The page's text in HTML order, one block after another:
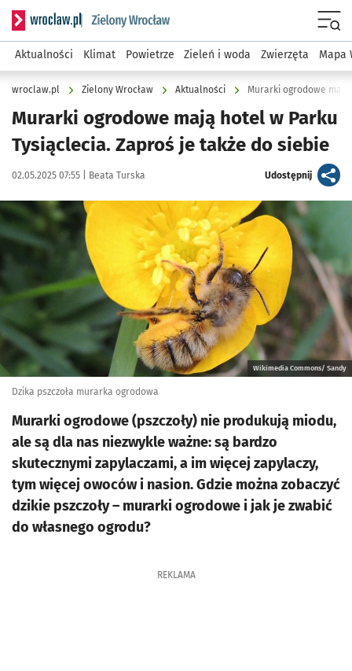
Serwis informacyjny wroclaw.pl podserwis: Środowisko we
Aktualności Klimat Powietrze Zieleń i woda Zwierzęta Mapa
wroclaw.pl Zielony Wrocław Aktualności Murarki ogrodowe mają
Murarki ogrodowe mają hotel w Parku
Tysiąclecia. Zaproś je także do siebie
Data publikacji:
02.05.2025 07:55 | Autor:
Beata Turska Udostępnijartykuł
Kliknij, aby powiększyć
Wikimedia Commons/ Sandy
Dzika pszczoła murarka ogrodowa
Murarki ogrodowe (pszczoły) nie produkują miodu,
ale są dla nas niezwykle ważne: są bardzo
skutecznymi zapylaczami, a im więcej zapylaczy,
tym więcej owoców i nasion. Gdzie można zobaczyć
dzikie pszczoły – murarki ogrodowe i jak je zwabić
do własnego ogrodu?
REKLAMA